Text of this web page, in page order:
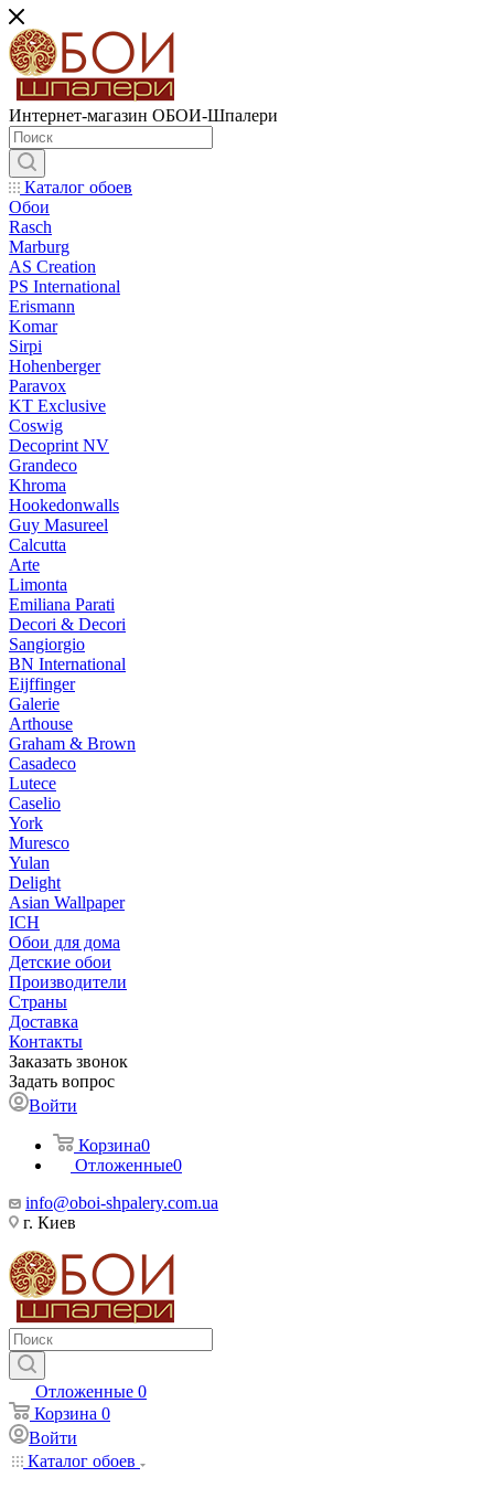
Интернет-магазин ОБОИ-Шпалери
Каталог обоев
Обои
Rasch
Marburg
AS Creation
PS International
Erismann
Komar
Sirpi
Hohenberger
Paravox
KT Exclusive
Coswig
Decoprint NV
Grandeco
Khroma
Hookedonwalls
Guy Masureel
Calcutta
Arte
Limonta
Emiliana Parati
Decori & Decori
Sangiorgio
BN International
Eijffinger
Galerie
Arthouse
Graham & Brown
Casadeco
Lutece
Caselio
York
Muresco
Yulan
Delight
Asian Wallpaper
ICH
Обои для дома
Детские обои
Производители
Страны
Доставка
Контакты
Заказать звонок
Задать вопрос
Войти
Корзина0
Отложенные0
info@oboi-shpalery.com.ua
г. Киев
Отложенные 0
Корзина 0
Войти
Каталог обоев